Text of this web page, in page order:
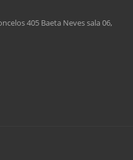
405 Baeta Neves sala 06,